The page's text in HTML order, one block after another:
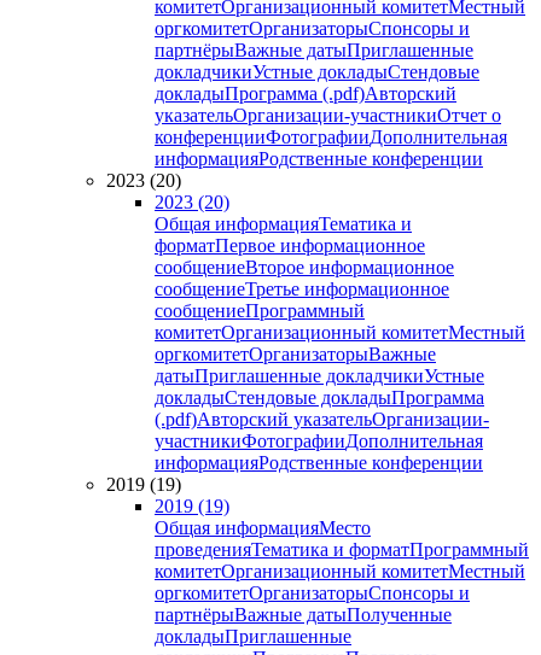
комитетОрганизационный комитетМестный
оргкомитетОрганизаторыСпонсоры и
партнёрыВажные датыПриглашенные
докладчикиУстные докладыСтендовые
докладыПрограмма (.pdf)Авторский
указательОрганизации-участникиОтчет о
конференцииФотографииДополнительная
информацияРодственные конференции
2023 (20)
2023 (20)
Общая информацияТематика и
форматПервое информационное
сообщениеВторое информационное
сообщениеТретье информационное
сообщениеПрограммный
комитетОрганизационный комитетМестный
оргкомитетОрганизаторыВажные
датыПриглашенные докладчикиУстные
докладыСтендовые докладыПрограмма
(.pdf)Авторский указательОрганизации-
участникиФотографииДополнительная
информацияРодственные конференции
2019 (19)
2019 (19)
Общая информацияМесто
проведенияТематика и форматПрограммный
комитетОрганизационный комитетМестный
оргкомитетОрганизаторыСпонсоры и
партнёрыВажные датыПолученные
докладыПриглашенные